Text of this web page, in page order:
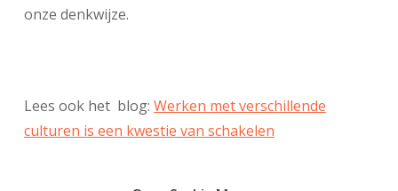
onze denkwijze.
Lees ook het blog: Werken met verschillende
culturen is een kwestie van schakelen